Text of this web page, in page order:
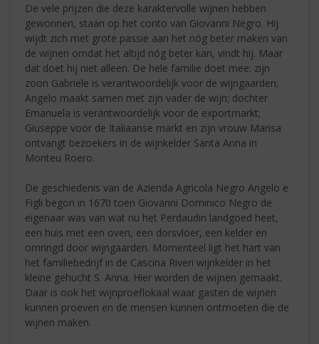
De vele prijzen die deze karaktervolle wijnen hebben
gewonnen, staan op het conto van Giovanni Negro. Hij
wijdt zich met grote passie aan het nóg beter maken van
de wijnen omdat het altijd nóg beter kan, vindt hij. Maar
dat doet hij niet alleen. De hele familie doet mee: zijn
zoon Gabriele is verantwoordelijk voor de wijngaarden;
Angelo maakt samen met zijn vader de wijn; dochter
Emanuela is verantwoordelijk voor de exportmarkt;
Giuseppe voor de Italiaanse markt en zijn vrouw Marisa
ontvangt bezoekers in de wijnkelder Santa Anna in
Monteu Roero.
De geschiedenis van de Azienda Agricola Negro Angelo e
Figli begon in 1670 toen Giovanni Dominico Negro de
eigenaar was van wat nu het Perdaudin landgoed heet,
een huis met een oven, een dorsvloer, een kelder en
omringd door wijngaarden. Momenteel ligt het hart van
het familiebedrijf in de Cascina Riveri wijnkelder in het
kleine gehucht S. Anna. Hier worden de wijnen gemaakt.
Daar is ook het wijnproeflokaal waar gasten de wijnen
kunnen proeven en de mensen kunnen ontmoeten die de
wijnen maken.